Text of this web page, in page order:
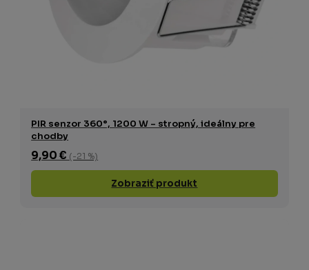
PIR senzor 360°, 1200 W – stropný, ideálny pre
chodby
9,90 € (-21 %)
Zobraziť produkt